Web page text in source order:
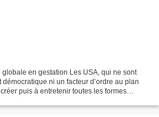
en gestation Les USA, qui ne sont
ni un facteur d’ordre au plan
puis à entretenir toutes les formes